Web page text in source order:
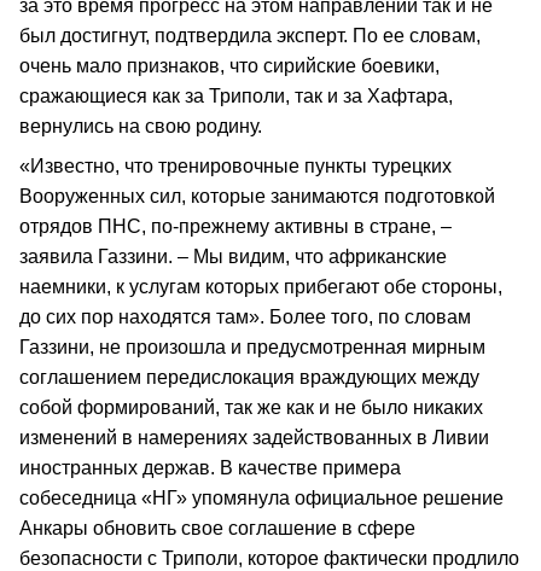
за это время прогресс на этом направлении так и не
был достигнут, подтвердила эксперт. По ее словам,
очень мало признаков, что сирийские боевики,
сражающиеся как за Триполи, так и за Хафтара,
вернулись на свою родину.
«Известно, что тренировочные пункты турецких
Вооруженных сил, которые занимаются подготовкой
отрядов ПНС, по-прежнему активны в стране, –
заявила Газзини. – Мы видим, что африканские
наемники, к услугам которых прибегают обе стороны,
до сих пор находятся там». Более того, по словам
Газзини, не произошла и предусмотренная мирным
соглашением передислокация враждующих между
собой формирований, так же как и не было никаких
изменений в намерениях задействованных в Ливии
иностранных держав. В качестве примера
собеседница «НГ» упомянула официальное решение
Анкары обновить свое соглашение в сфере
безопасности с Триполи, которое фактически продлило